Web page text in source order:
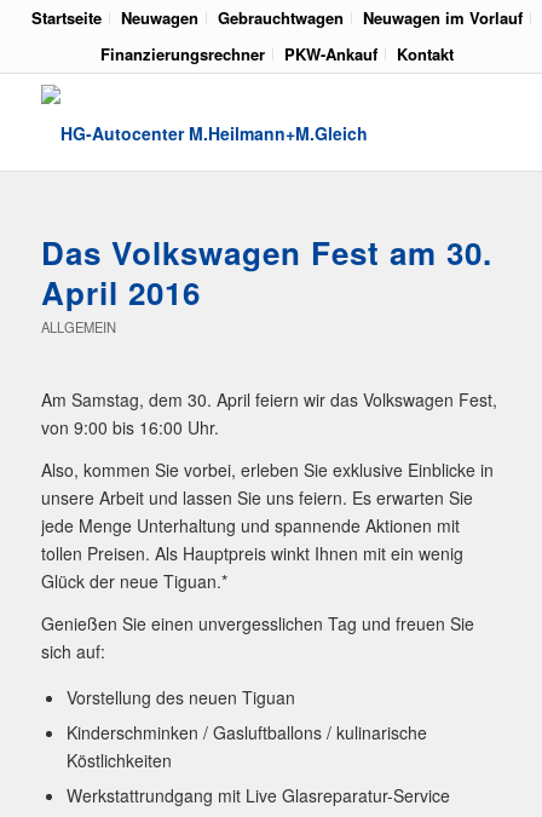
Startseite Neuwagen Gebrauchtwagen
Neuwagen im Vorlauf
Finanzierungsrechner
PKW-Ankauf Kontakt
Das Volkswagen Fest am 30.
April 2016
ALLGEMEIN
Am Samstag, dem 30. April feiern wir das Volkswagen Fest,
von 9:00 bis 16:00 Uhr.
Also, kommen Sie vorbei, erleben Sie exklusive Einblicke in
unsere Arbeit und lassen Sie uns feiern. Es erwarten Sie
jede Menge Unterhaltung und spannende Aktionen mit
tollen Preisen. Als Hauptpreis winkt Ihnen mit ein wenig
Glück der neue Tiguan.*
Genießen Sie einen unvergesslichen Tag und freuen Sie
sich auf:
Vorstellung des neuen Tiguan
Kinderschminken / Gasluftballons / kulinarische
Köstlichkeiten
Werkstattrundgang mit Live Glasreparatur-Service